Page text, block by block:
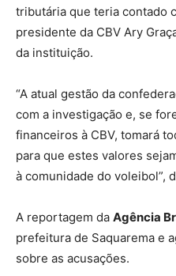
tributária que teria contado
presidente da CBV Ary
da instituição.
“A atual gestão da
com a investigação e, se
financeiros à CBV, tomará
para que estes valores
à comunidade do voleibol”,
A reportagem da Agência
prefeitura de Saquarema e
sobre as acusações.